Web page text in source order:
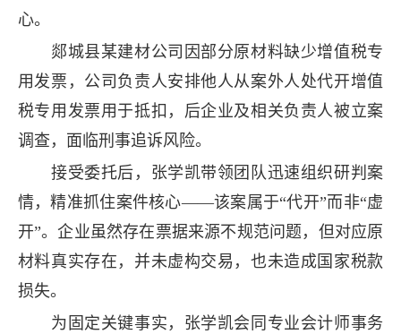
心。
郯城县某建材公司因部分原材料缺少增值税专
用发票，公司负责人安排他人从案外人处代开增值
税专用发票用于抵扣，后企业及相关负责人被立案
调查，面临刑事追诉风险。
接受委托后，张学凯带领团队迅速组织研判案
情，精准抓住案件核心——该案属于“代开”而非“虚
开”。企业虽然存在票据来源不规范问题，但对应原
材料真实存在，并未虚构交易，也未造成国家税款
损失。
为固定关键事实，张学凯会同专业会计师事务